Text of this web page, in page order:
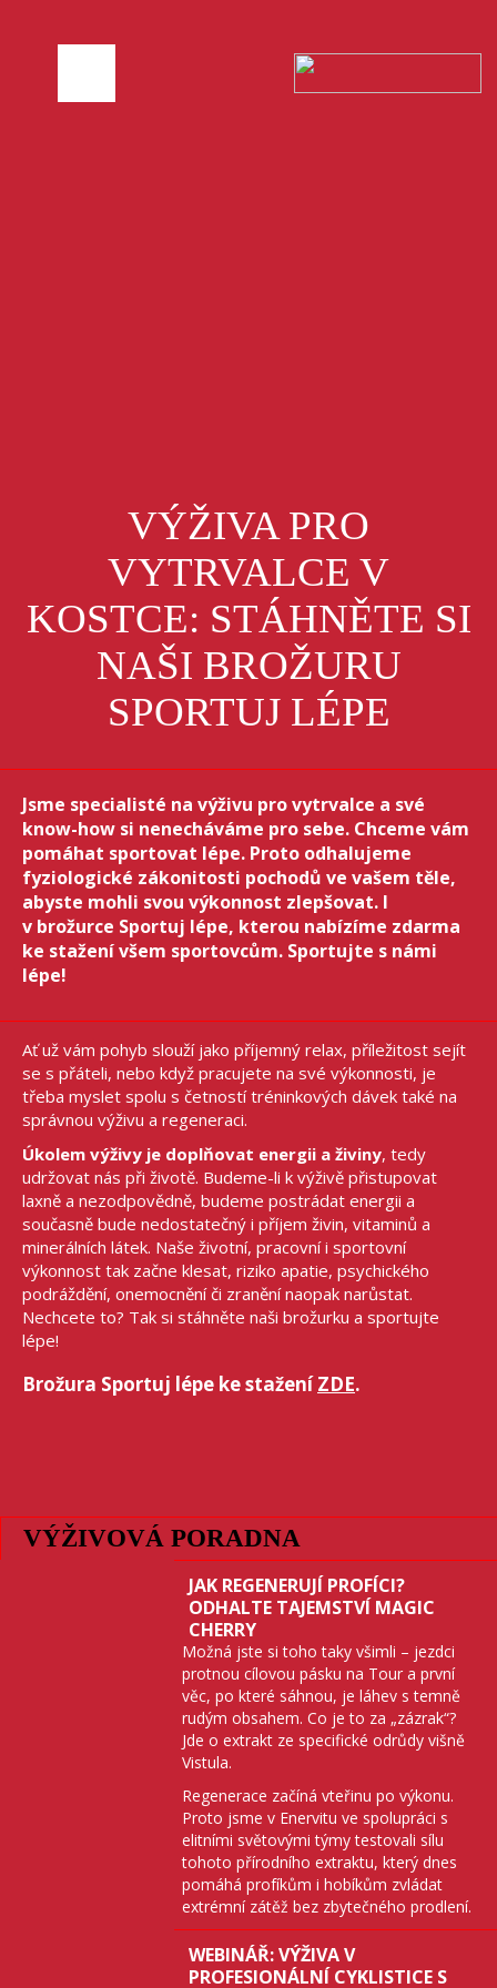
VÝŽIVA PRO
VYTRVALCE V
KOSTCE: STÁHNĚTE SI
NAŠI BROŽURU
SPORTUJ LÉPE
Jsme specialisté na výživu pro vytrvalce a své
know-how si nenecháváme pro sebe. Chceme vám
pomáhat sportovat lépe. Proto odhalujeme
fyziologické zákonitosti pochodů ve vašem těle,
abyste mohli svou výkonnost zlepšovat. I
v brožurce Sportuj lépe, kterou nabízíme zdarma
ke stažení všem sportovcům. Sportujte s námi
lépe!
Ať už vám pohyb slouží jako příjemný relax, příležitost sejít
se s přáteli, nebo když pracujete na své výkonnosti, je
třeba myslet spolu s četností tréninkových dávek také na
správnou výživu a regeneraci.
Úkolem výživy je doplňovat energii a živiny, tedy
udržovat nás při životě. Budeme-li k výživě přistupovat
laxně a nezodpovědně, budeme postrádat energii a
současně bude nedostatečný i příjem živin, vitaminů a
minerálních látek. Naše životní, pracovní i sportovní
výkonnost tak začne klesat, riziko apatie, psychického
podráždění, onemocnění či zranění naopak narůstat.
Nechcete to? Tak si stáhněte naši brožurku a sportujte
lépe!
Brožura Sportuj lépe ke staženíZDE.
VÝŽIVOVÁ PORADNA
JAK REGENERUJÍ PROFÍCI?
ODHALTE TAJEMSTVÍ MAGIC
CHERRY
Možná jste si toho taky všimli – jezdci
protnou cílovou pásku na Tour a první
věc, po které sáhnou, je láhev s temně
rudým obsahem. Co je to za „zázrak“?
Jde o extrakt ze specifické odrůdy višně
Vistula.
Regenerace začíná vteřinu po výkonu.
Proto jsme v Enervitu ve spolupráci s
elitními světovými týmy testovali sílu
tohoto přírodního extraktu, který dnes
pomáhá profíkům i hobíkům zvládat
extrémní zátěž bez zbytečného prodlení.
WEBINÁŘ: VÝŽIVA V
PROFESIONÁLNÍ CYKLISTICE S